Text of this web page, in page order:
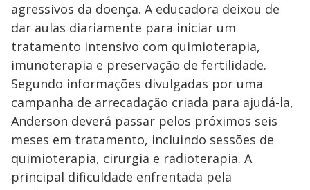
agressivos da doença. A educadora deixou de
dar aulas diariamente para iniciar um
tratamento intensivo com quimioterapia,
imunoterapia e preservação de fertilidade.
Segundo informações divulgadas por uma
campanha de arrecadação criada para ajudá-la,
Anderson deverá passar pelos próximos seis
meses em tratamento, incluindo sessões de
quimioterapia, cirurgia e radioterapia. A
principal dificuldade enfrentada pela